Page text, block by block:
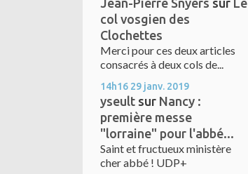
Jean-Pierre Snyers sur Le
col vosgien des
Clochettes
Merci pour ces deux articles
consacrés à deux cols de...
14h16 29 janv. 2019
yseult sur Nancy :
première messe
"lorraine" pour l'abbé...
Saint et fructueux ministère
cher abbé ! UDP+